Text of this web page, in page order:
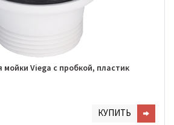
мойки Viega с пробкой, пластик
КУПИТЬ